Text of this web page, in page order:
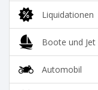
Liquidationen
Boote und Jet
Automobil